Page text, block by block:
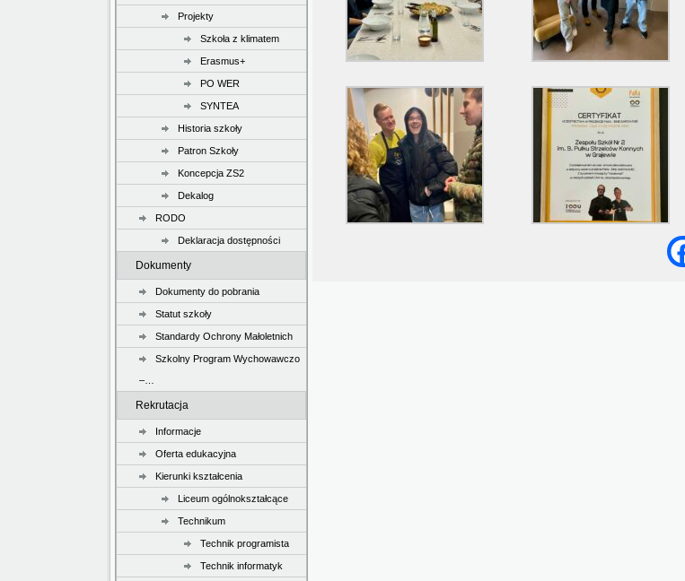
Projekty
Szkoła z klimatem
Erasmus+
PO WER
SYNTEA
Historia szkoły
Patron Szkoły
Koncepcja ZS2
Dekalog
RODO
Deklaracja dostępności
Dokumenty
Dokumenty do pobrania
Statut szkoły
Standardy Ochrony Małoletnich
Szkolny Program Wychowawczo
–…
Rekrutacja
Informacje
Oferta edukacyjna
Kierunki kształcenia
Liceum ogólnokształcące
Technikum
Technik programista
Technik informatyk